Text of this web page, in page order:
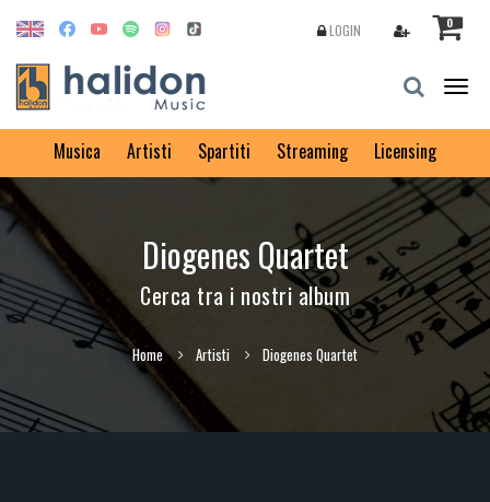
0
LOGIN
Musica Artisti Spartiti Streaming Licensing
Diogenes Quartet
Cerca tra i nostri album
Home Artisti Diogenes Quartet